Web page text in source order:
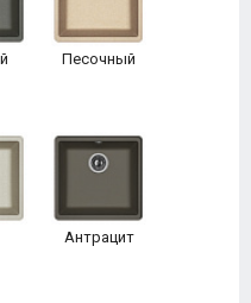
Песочный
Антрацит